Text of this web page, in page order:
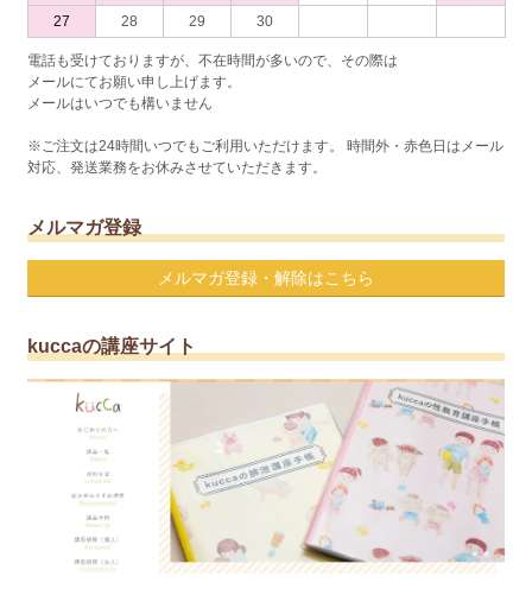
27
28 29 30
電話も受けておりますが、不在時間が多いので、その際は
メールにてお願い申し上げます。
メールはいつでも構いません
※ご注文は24時間いつでもご利用いただけます。 時間外・赤色日はメール
対応、発送業務をお休みさせていただきます。
メルマガ登録
メルマガ登録・解除はこちら
kuccaの講座サイト